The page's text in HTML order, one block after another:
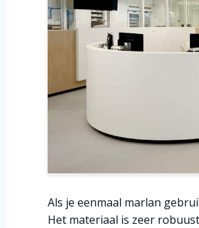
Als je eenmaal marlan
Het materiaal is zeer